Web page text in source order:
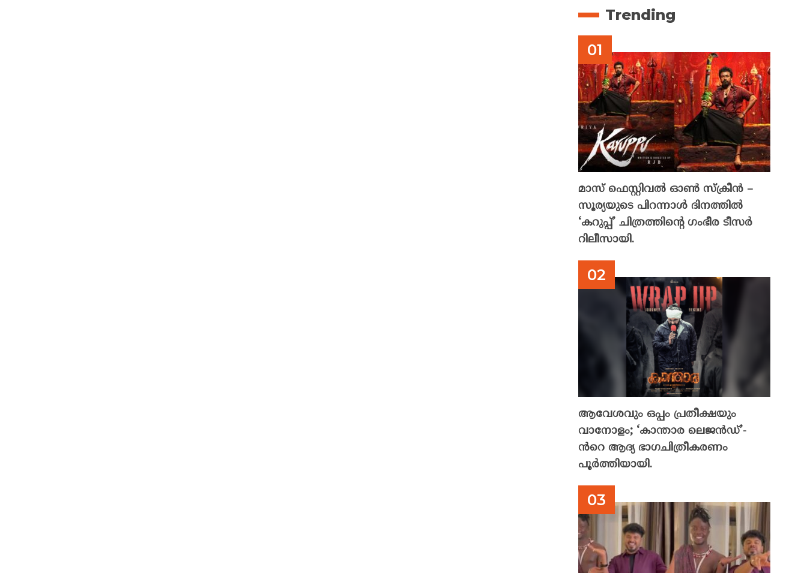
Trending
മാസ് ഫെസ്റ്റിവൽ ഓൺ സ്‌ക്രീൻ –
സൂര്യയുടെ പിറന്നാൾ ദിനത്തിൽ
‘കറുപ്പ്’ ചിത്രത്തിന്റെ ഗംഭീര ടീസർ
റിലീസായി.
ആവേശവും ഒപ്പം പ്രതീക്ഷയും
വാനോളം; ‘കാന്താര ലെജൻഡ്’-
ൻറെ ആദ്യ ഭാഗചിത്രീകരണം
പൂർത്തിയായി.